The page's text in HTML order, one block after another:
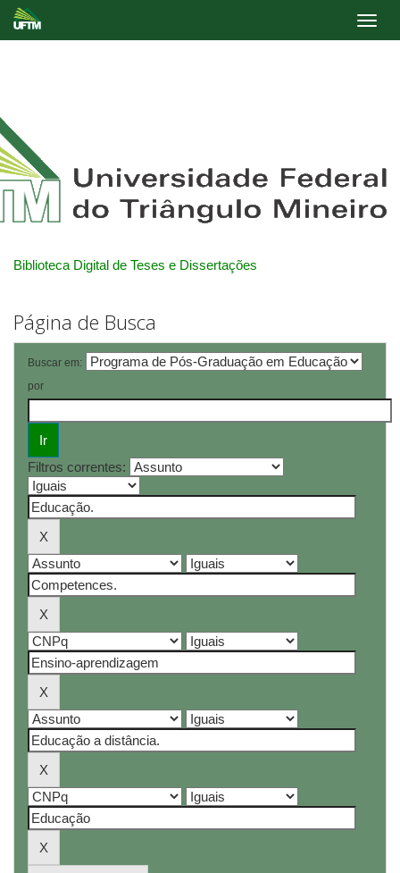
Biblioteca Digital de Teses e Dissertações
Página de Busca
Buscar em:
por
Filtros correntes: